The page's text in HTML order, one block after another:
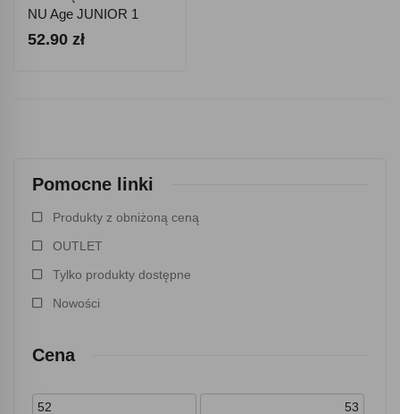
Pomocne linki
Produkty z obniżoną ceną
OUTLET
Tylko produkty dostępne
Nowości
Cena
NU Age JUNIOR 1
Pomarańczowa 04065
52.90 zł